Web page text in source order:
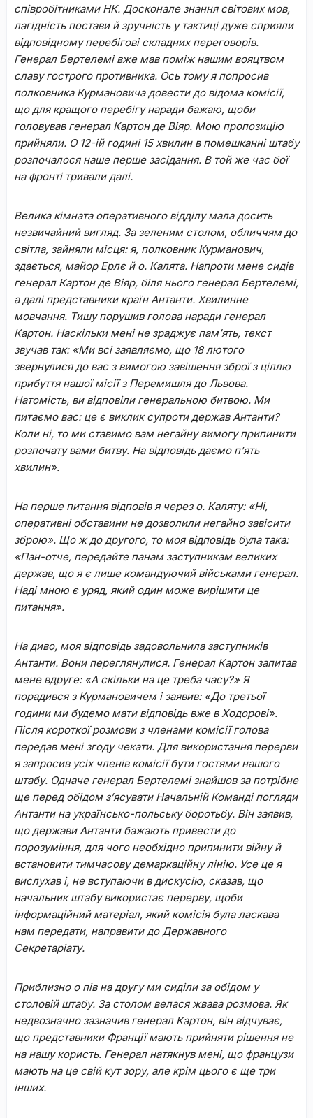
співробітниками НК. Досконале знання світових мов,
лагідність постави й зручність у тактиці дуже сприяли
відповідному перебігові складних переговорів.
Генерал Бертелемі вже мав поміж нашим вояцтвом
славу гострого противника. Ось тому я попросив
полковника Курмановича довести до відома комісії,
що для кращого перебігу наради бажаю, щоби
головував генерал Картон де Віяр. Мою пропозицію
прийняли. О 12-ій годині 15 хвилин в помешканні штабу
розпочалося наше перше засідання. В той же час бої
на фронті тривали далі.
Велика кімната оперативного відділу мала досить
незвичайний вигляд. За зеленим столом, обличчям до
світла, зайняли місця: я, полковник Курманович,
здається, майор Ерлє й о. Калята. Напроти мене сидів
генерал Картон де Віяр, біля нього генерал Бертелемі,
а далі представники країн Антанти. Хвилинне
мовчання. Тишу порушив голова наради генерал
Картон. Наскільки мені не зраджує пам’ять, текст
звучав так: «Ми всі заявляємо, що 18 лютого
звернулися до вас з вимогою завішення зброї з ціллю
прибуття нашої місії з Перемишля до Львова.
Натомість, ви відповіли генеральною битвою. Ми
питаємо вас: це є виклик супроти держав Антанти?
Коли ні, то ми ставимо вам негайну вимогу припинити
розпочату вами битву. На відповідь даємо п’ять
хвилин».
На перше питання відповів я через о. Каляту: «Ні,
оперативні обставини не дозволили негайно завісити
зброю». Що ж до другого, то моя відповідь була така:
«Пан-отче, передайте панам заступникам великих
держав, що я є лише командуючий військами генерал.
Наді мною є уряд, який один може вирішити це
питання».
На диво, моя відповідь задовольнила заступників
Антанти. Вони переглянулися. Генерал Картон запитав
мене вдруге: «А скільки на це треба часу?» Я
порадився з Курмановичем і заявив: «До третьої
години ми будемо мати відповідь вже в Ходорові».
Після короткої розмови з членами комісії голова
передав мені згоду чекати. Для використання перерви
я запросив усіх членів комісії бути гостями нашого
штабу. Одначе генерал Бертелемі знайшов за потрібне
ще перед обідом з’ясувати Начальній Команді погляди
Антанти на українсько-польську боротьбу. Він заявив,
що держави Антанти бажають привести до
порозуміння, для чого необхідно припинити війну й
встановити тимчасову демаркаційну лінію. Усе це я
вислухав і, не вступаючи в дискусію, сказав, що
начальник штабу використає перерву, щоби
інформаційний матеріал, який комісія була ласкава
нам передати, направити до Державного
Секретаріату.
Приблизно о пів на другу ми сиділи за обідом у
столовій штабу. За столом велася жвава розмова. Як
недвозначно зазначив генерал Картон, він відчуває,
що представники Франції мають прийняти рішення не
на нашу користь. Генерал натякнув мені, що французи
мають на це свій кут зору, але крім цього є ще три
інших.